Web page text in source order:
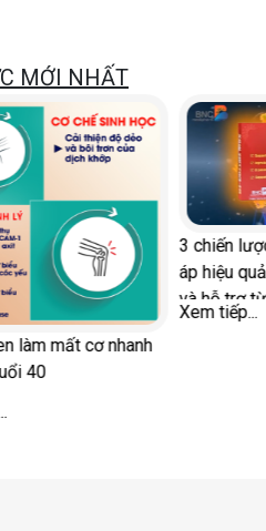
MỚI NHẤT
làm mất cơ nhanh
40
3 chiến lược
áp hiệu quả:
và hỗ trợ từ
Xem tiếp...